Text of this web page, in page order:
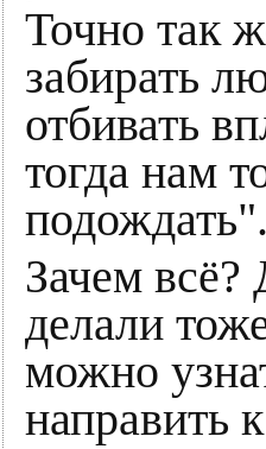
Точно так
забирать
отбивать
тогда нам
подождать".
Зачем всё?
делали
можно
направить